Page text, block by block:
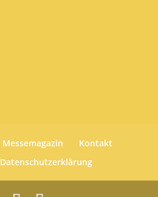
Messemagazin
Kontakt
Datenschutzerklärung